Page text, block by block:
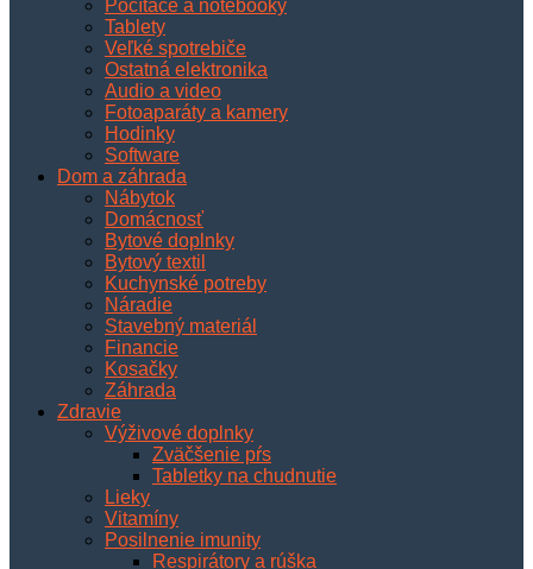
Počítače a notebooky
Tablety
Veľké spotrebiče
Ostatná elektronika
Audio a video
Fotoaparáty a kamery
Hodinky
Software
Dom a záhrada
Nábytok
Domácnosť
Bytové doplnky
Bytový textil
Kuchynské potreby
Náradie
Stavebný materiál
Financie
Kosačky
Záhrada
Zdravie
Výživové doplnky
Zväčšenie pŕs
Tabletky na chudnutie
Lieky
Vitamíny
Posilnenie imunity
Respirátory a rúška